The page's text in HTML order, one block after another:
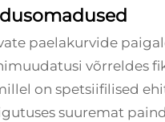
paelakurvide
võrreldes
on spetsiifilised
suuremat